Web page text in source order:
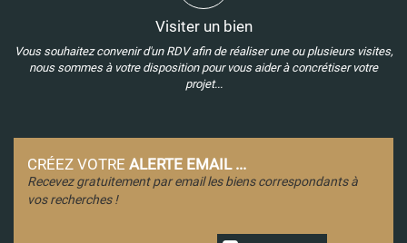
Visiter un bien
Vous souhaitez convenir d'un RDV afin de réaliser une ou plusieurs visites,
nous sommes à votre disposition pour vous aider à concrétiser votre
projet...
CRÉEZ VOTRE ALERTE EMAIL ...
Recevez gratuitement par email les biens correspondants à
vos recherches !